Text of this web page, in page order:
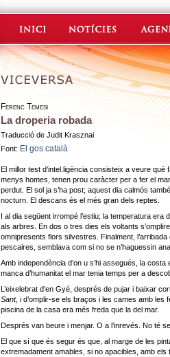
Ferenc Temesi
La droperia robada
Traducció de Judit Krasznai
Font: El gos català
El millor test d’intel.ligència consisteix a veure
menys homes, tenen prou caràcter per a fer el
perdut. El sol ja s’ha post; aquest dia calmós
nocturn. El descans és el més gran dels reptes.
I al dia següent irrompé l’estiu; la temperatura
als arbres. En dos o tres dies els voltants
omnipresents flors silvestres. Finalment,
pescaires, semblava com si no se n’haguessin
Amb independència d’on u s’hi assegués, la
manca d’humanitat el mar tenia temps per a
L’eixelebrat d’en Gyé, després de pujar i baixar
Sant, i d’omplir-se els braços i les cames amb les
piscina de la casa era més freda que la del mar.
Després van beure i menjar. O a l’inrevés. No té
El que sí que és segur és que, al marge de les
extremadament amables, si no apacibles, amb